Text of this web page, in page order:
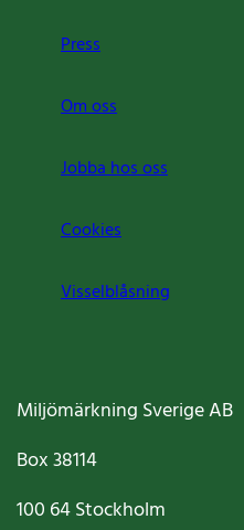
Press
Om oss
Jobba hos oss
Cookies
Visselblåsning
Miljömärkning Sverige AB
Box38114
100 64Stockholm